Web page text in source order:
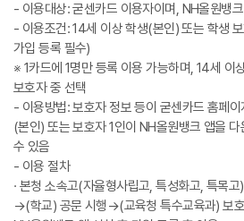
- 이용대상: 굳센카드 이용자이며, NH올원뱅
- 이용조건: 14세 이상 학생(본인) 또는 학생
가입 등록 필수)
※ 1카드에 1명만 등록 이용 가능하며, 14세 이
보호자 중 선택
- 이용방법: 보호자 정보 등이 굳센카드 홈페
(본인) 또는 보호자 1인이 NH올원뱅크 앱을
수 있음
- 이용 절차
· 본청 소속고(자율형사립고, 특성화고, 특목
→(학교) 공문 시행→(교육청 특수교육과) 보